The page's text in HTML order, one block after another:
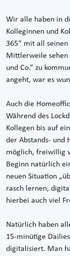
Wir alle haben in
Kolleginnen und
365“ mit all
Mittlerweile sehen
und Co.“ zu
angeht, war es
Auch die
Während des
Kollegen bis auf
der Abstands- und
möglich, freiwillig
Beginn natürlich
neuen Situation
rasch lernen,
hierbei auch viel
Natürlich haben
15-minütige
digitalisiert. Man